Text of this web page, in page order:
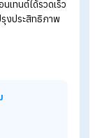
ข้าถึงกลุ่มเป้า
พลตฟอร์มออนไลน์